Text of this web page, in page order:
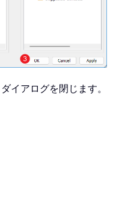
イアログを閉じます。